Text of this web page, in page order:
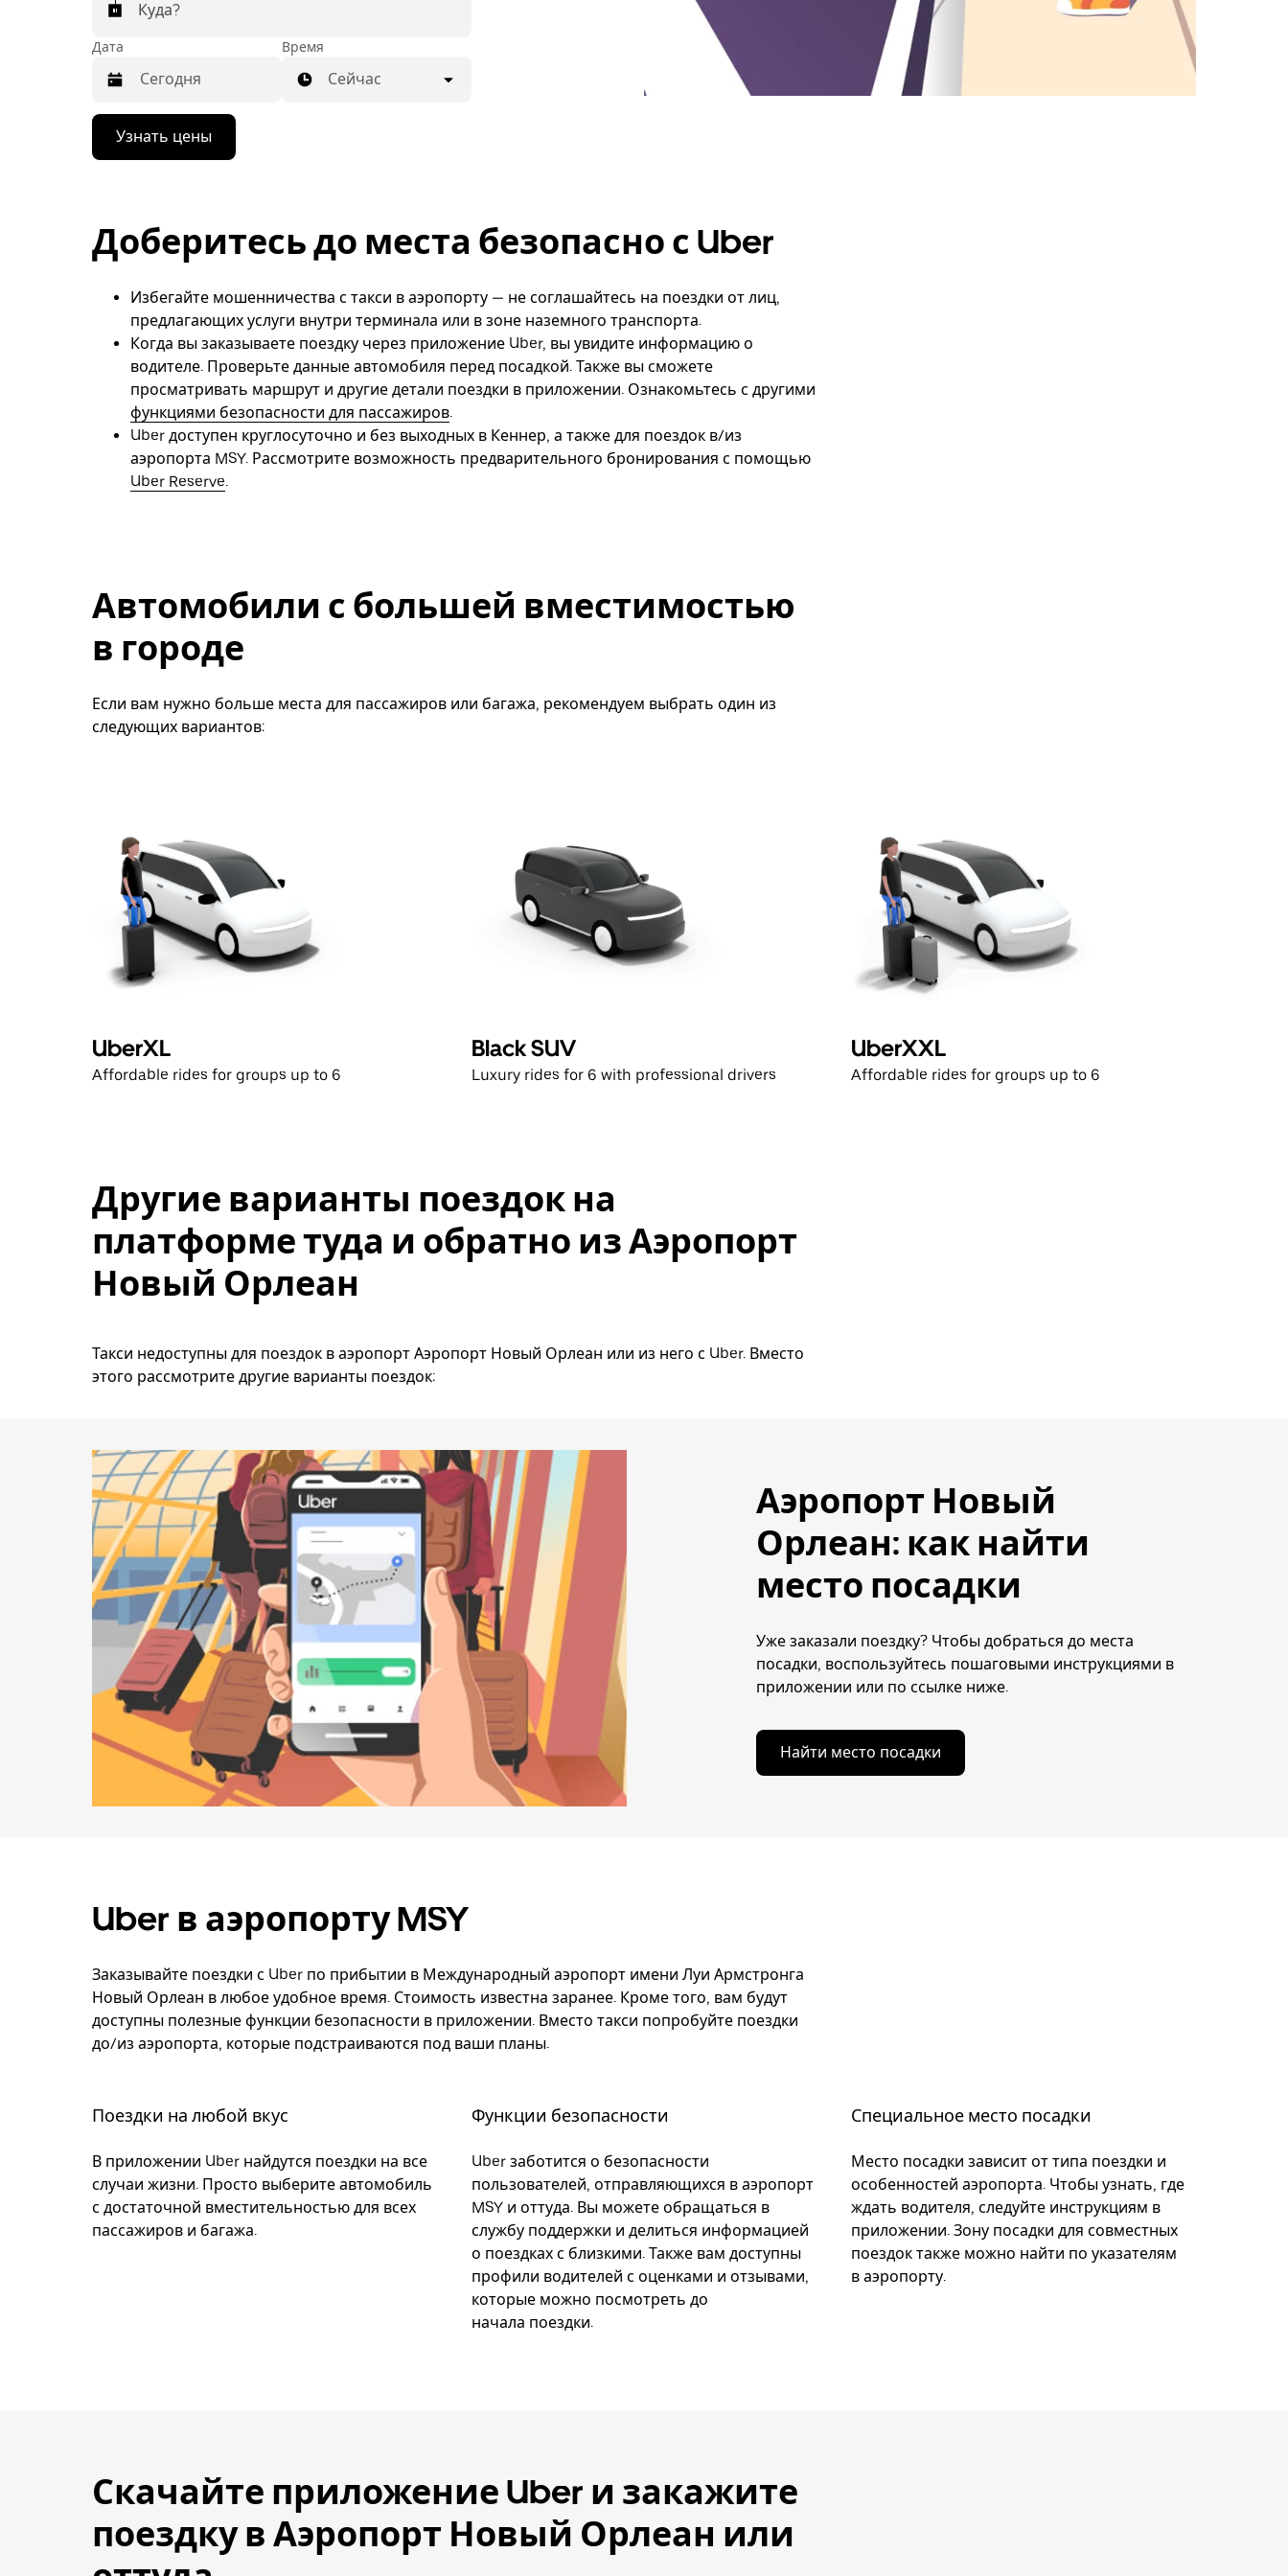
Куда?
Дата
Нажмите
стрелку
вниз,
календарю
и
выбрать
Чтобы
закрыть
календарь,
нажмите
Время
Сейчас
Узнать цены
Доберитесь до места безопасно с Uber
Избегайте мошенничества с такси в аэропорту — не соглашайтесь на поездки от лиц,
предлагающих услуги внутри терминала или в зоне наземного транспорта.
Когда вы заказываете поездку через приложение Uber, вы увидите информацию о
водителе. Проверьте данные автомобиля перед посадкой. Также вы сможете
просматривать маршрут и другие детали поездки в приложении. Ознакомьтесь с другими
функциями безопасности для пассажиров.
Uber доступен круглосуточно и без выходных в Кеннер, а также для поездок в/из
аэропорта MSY. Рассмотрите возможность предварительного бронирования с помощью
Uber Reserve.
Автомобили с большей вместимостью
в городе
Если вам нужно больше места для пассажиров или багажа, рекомендуем выбрать один из
следующих вариантов:
UberXL
Affordable rides for groups up to 6
Black SUV
Luxury rides for 6 with professional drivers
UberXXL
Affordable rides for groups up to 6
Другие варианты поездок на
платформе туда и обратно из Аэропорт
Новый Орлеан
Такси недоступны для поездок в аэропорт Аэропорт Новый Орлеан или из него с Uber. Вместо
этого рассмотрите другие варианты поездок:
Аэропорт Новый
Орлеан: как найти
место посадки
Уже заказали поездку? Чтобы добраться до места
посадки, воспользуйтесь пошаговыми инструкциями в
приложении или по ссылке ниже.
Найти место посадки
Uber в аэропорту MSY
Заказывайте поездки с Uber по прибытии в Международный аэропорт имени Луи Армстронга
Новый Орлеан в любое удобное время. Стоимость известна заранее. Кроме того, вам будут
доступны полезные функции безопасности в приложении. Вместо такси попробуйте поездки
до/из аэропорта, которые подстраиваются под ваши планы.
Поездки на любой вкус
В приложении Uber найдутся поездки на все
случаи жизни. Просто выберите автомобиль
с достаточной вместительностью для всех
пассажиров и багажа.
Функции безопасности
Uber заботится о безопасности
пользователей, отправляющихся в аэропорт
MSY и оттуда. Вы можете обращаться в
службу поддержки и делиться информацией
о поездках с близкими. Также вам доступны
профили водителей с оценками и отзывами,
которые можно посмотреть до
начала поездки.
Специальное место посадки
Место посадки зависит от типа поездки и
особенностей аэропорта. Чтобы узнать, где
ждать водителя, следуйте инструкциям в
приложении. Зону посадки для совместных
поездок также можно найти по указателям
в аэропорту.
Скачайте приложение Uber и закажите
поездку в Аэропорт Новый Орлеан или